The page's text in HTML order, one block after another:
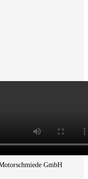
GmbH